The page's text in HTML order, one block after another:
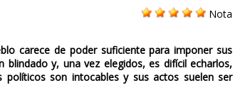
Nota
carece de poder suficiente para imponer sus
y, una vez elegidos, es difícil echarlos,
son intocables y sus actos suelen ser